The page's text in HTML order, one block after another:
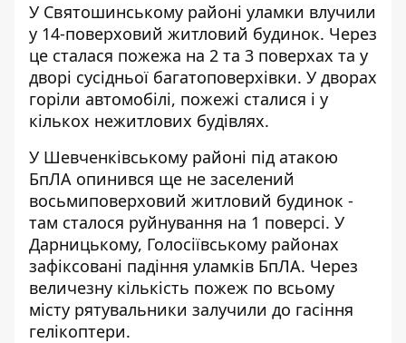
У Святошинському районі уламки влучили
у 14-поверховий житловий будинок. Через
це сталася пожежа на 2 та 3 поверхах та у
дворі сусідньої багатоповерхівки. У дворах
горіли автомобілі, пожежі сталися і у
кількох нежитлових будівлях.
У Шевченківському районі під атакою
БпЛА опинився ще не заселений
восьмиповерховий житловий будинок -
там сталося руйнування на 1 поверсі. У
Дарницькому, Голосіївському районах
зафіксовані падіння уламків БпЛА. Через
величезну кількість пожеж по всьому
місту рятувальники залучили до гасіння
гелікоптери.